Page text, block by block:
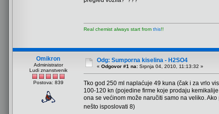
Real chemist always start from this!!
Omikron
Administrator
Ludi znanstvenik
Postova: 839
Odg: Sumporna kiselina - H2SO4
« Odgovor #1 na: Srpnja 04, 2010, 11:13:32 »
Tko god 250 ml naplaćuje 49 kuna (čak i za vrlo
100-120 kn (pojedine firme koje prodaju
ona se većinom može naručiti samo na veliko.
nešto isposlovati 8)